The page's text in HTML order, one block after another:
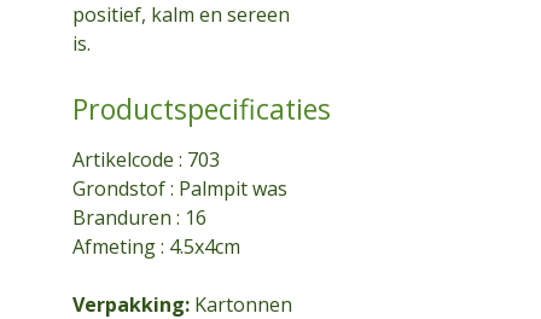
positief, kalm en sereen
is.
Productspecificaties
Artikelcode : 703
Grondstof : Palmpit was
Branduren : 16
Afmeting : 4.5x4cm
Verpakking: Kartonnen